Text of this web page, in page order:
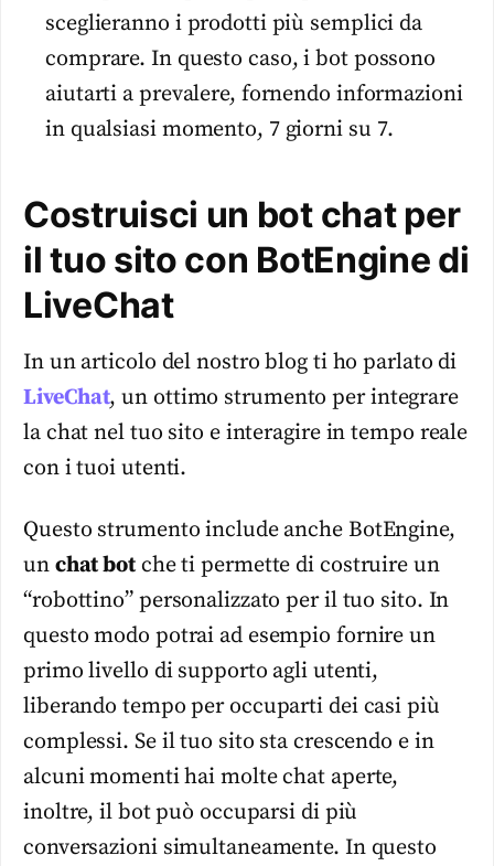
sceglieranno i prodotti più semplici da
comprare. In questo caso, i bot possono
aiutarti a prevalere, fornendo informazioni
in qualsiasi momento, 7 giorni su 7.
Costruisci un bot chat per
il tuo sito con BotEngine di
LiveChat
In un articolo del nostro blog ti ho parlato di
LiveChat, un ottimo strumento per integrare
la chat nel tuo sito e interagire in tempo reale
con i tuoi utenti.
Questo strumento include anche BotEngine,
un chat botche ti permette di costruire un
“robottino” personalizzato per il tuo sito. In
questo modo potrai ad esempio fornire un
primo livello di supporto agli utenti,
liberando tempo per occuparti dei casi più
complessi. Se il tuo sito sta crescendo e in
alcuni momenti hai molte chat aperte,
inoltre, il bot può occuparsi di più
conversazioni simultaneamente. In questo